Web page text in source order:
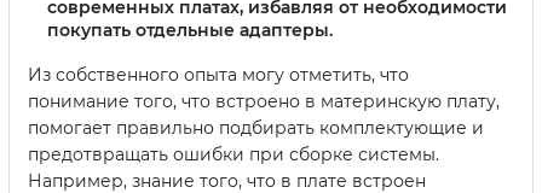
современных платах, избавляя от необходимости
покупать отдельные адаптеры.
Из собственного опыта могу отметить, что
понимание того, что встроено в материнскую плату,
помогает правильно подбирать комплектующие и
предотвращать ошибки при сборке системы.
Например, знание того, что в плате встроен